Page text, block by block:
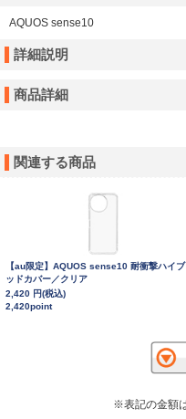
AQUOS sense10
詳細説明
商品詳細
関連する商品
【au限定】AQUOS sense10 耐衝撃ハイブ
ッドカバー／クリア
2,420 円(税込)
2,420point
※表記の金額